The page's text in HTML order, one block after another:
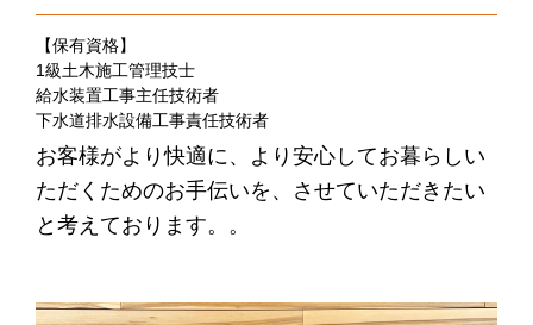
【保有資格】
1級土木施工管理技士
給水装置工事主任技術者
下水道排水設備工事責任技術者
お客様がより快適に、より安心してお暮らしい
ただくためのお手伝いを、させていただきたい
と考えております。。